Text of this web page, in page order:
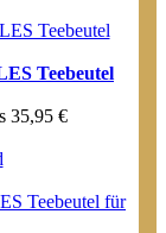
Teebeutel
35,95 €